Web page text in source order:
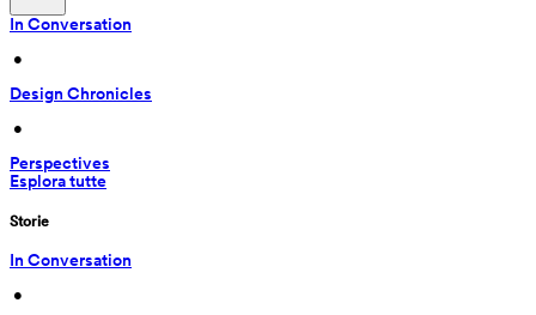
In Conversation
•
Design Chronicles
•
Perspectives
Esplora tutte
Storie
In Conversation
•